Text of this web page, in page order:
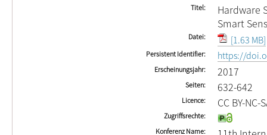
Titel
Hardware
Smart
Datei [1.63 MB]
Persistent Identifier https://
Erscheinungsjahr 2017
Seiten 632-642
Licence CC BY-NC-
Zugriffsrechte
Konferenz Name